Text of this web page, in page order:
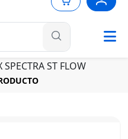
ST FLOW